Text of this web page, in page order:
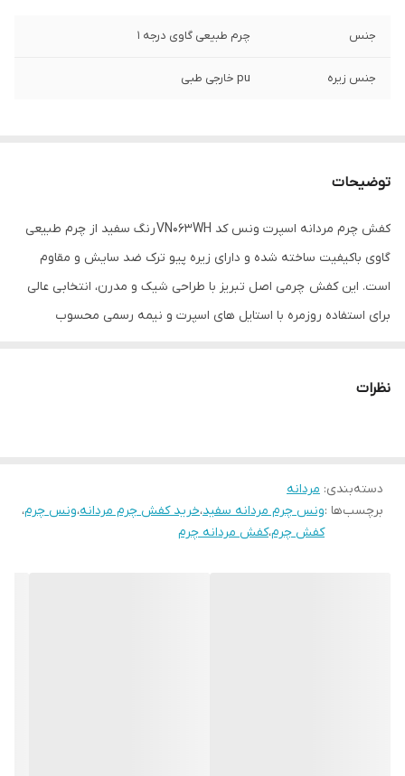
جنس چرم طبیعی گاوی درجه 1
جنس زیره pu خارجی طبی
توضیحات
کفش چرم مردانه اسپرت ونس کد VN063WH رنگ سفید از چرم طبیعی
گاوی باکیفیت ساخته شده و دارای زیره پیو ترک ضد سایش و مقاوم
است. این کفش چرمی اصل تبریز با طراحی شیک و مدرن، انتخابی عالی
برای استفاده روزمره با استایل های اسپرت و نیمه رسمی محسوب
نظرات
دسته‌بندی: مردانه
برچسب‌ها :ونس چرم مردانه سفید،خرید کفش چرم مردانه،ونس چرم،
کفش چرم،کفش مردانه چرم